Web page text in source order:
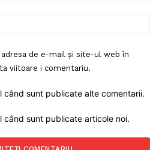
de e-mail și site-ul web în
viitoare i comentariu.
când sunt publicate alte comentarii.
când sunt publicate articole noi.